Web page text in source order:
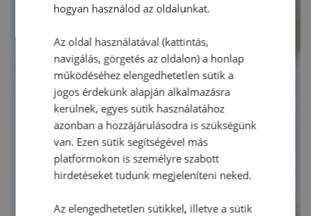
hogyan használod az oldalunkat.
Az oldal használatával (kattintás,
navigálás, görgetés az oldalon) a honlap
működéséhez elengedhetetlen sütik a
jogos érdekünk alapján alkalmazásra
kerülnek, egyes sütik használatához
azonban a hozzájárulásodra is szükségünk
van. Ezen sütik segítségével más
platformokon is személyre szabott
hirdetéseket tudunk megjeleníteni neked.
Az elengedhetetlen sütikkel, illetve a sütik